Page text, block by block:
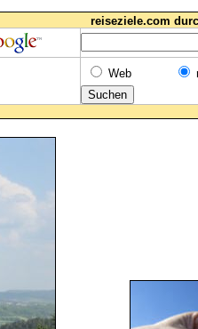
reiseziele.com
Web